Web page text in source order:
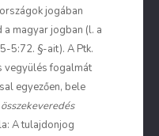
jogában
a magyar jogban (l. a
5:72. §-ait). A Ptk.
vegyülés fogalmát
egyezően, bele
összekeveredés
A tulajdonjog